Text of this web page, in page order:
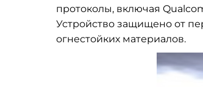
протоколы, включая
Устройство защищено от
огнестойких материалов.